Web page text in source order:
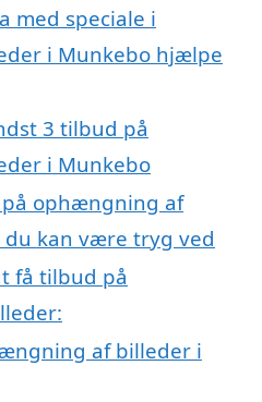
med speciale i
i Munkebo hjælpe
3 tilbud på
i Munkebo
ophængning af
kan være tryg ved
få tilbud på
af billeder i